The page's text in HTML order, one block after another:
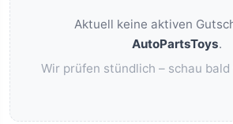
Aktuell keine aktiven
AutoPartsToys.
Wir prüfen stündlich – schau